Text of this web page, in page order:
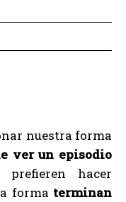
nuestra forma
ver un episodio
hacer
forma terminan